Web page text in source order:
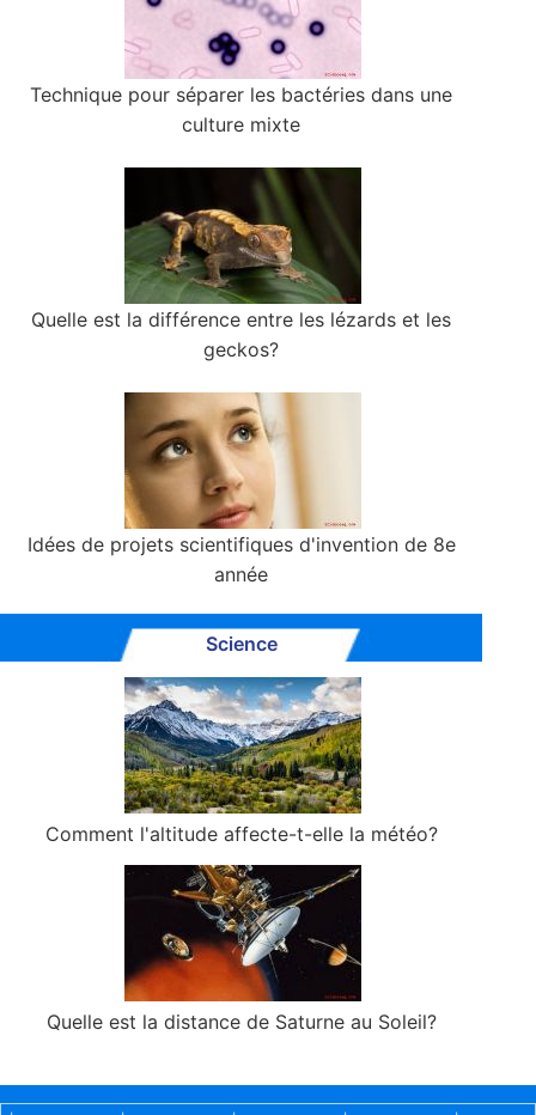
Technique pour séparer les bactéries dans une
culture mixte
Quelle est la différence entre les lézards et les
geckos?
Idées de projets scientifiques d'invention de 8e
année
Science
Comment l'altitude affecte-t-elle la météo?
Quelle est la distance de Saturne au Soleil?